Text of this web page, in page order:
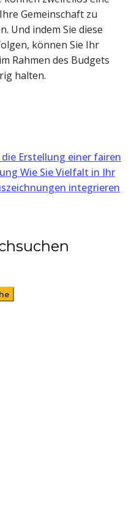
Gemeinschaft zu
Und indem Sie diese
können Sie Ihr
Rahmen des Budgets
halten.
Erstellung einer fairen
Wie Sie Vielfalt in Ihr
integrieren